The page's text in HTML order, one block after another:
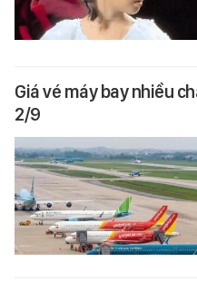
Giá vé máy bay nhiều
2/9